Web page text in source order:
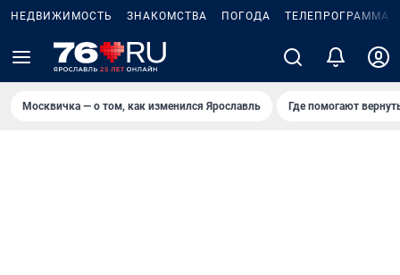
НЕДВИЖИМОСТЬ ЗНАКОМСТВА ПОГОДА ТЕЛЕПРОГРАММА
Москвичка — о том, как изменился Ярославль Где помогают